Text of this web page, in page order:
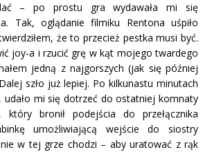
– po prostu gra wydawała mi się
Tak, oglądanie filmiku Rentona uśpiło
że to przecież pestka musi być.
joy-a i rzucić grę w kąt mojego twardego
jedną z najgorszych (jak się później
szło już lepiej. Po kilkunastu minutach
mi się dotrzeć do ostatniej komnaty
bronił podejścia do przełącznika
umożliwiającą wejście do siostry
w tej grze chodzi – aby uratować z rąk